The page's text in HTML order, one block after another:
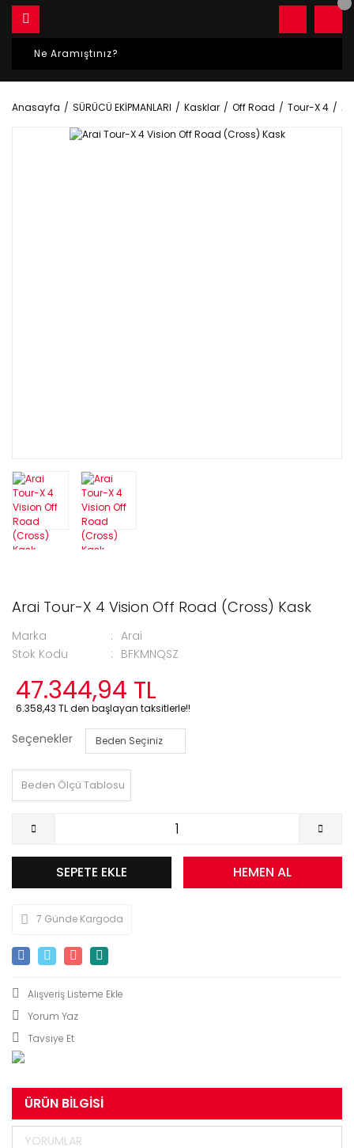
Anasayfa SÜRÜCÜ EKİPMANLARI Kasklar Off Road Tour-X 4
Arai Tour-X 4 Vision Off Road (Cross) Kask
Marka
Arai
Stok Kodu
BFKMNQSZ
47.344,94 TL
6.358,43 TL den başlayan taksitlerle!!
Seçenekler
Beden Ölçü Tablosu
SEPETE EKLE HEMEN AL
7 Günde Kargoda
Yorum Yaz
Tavsiye Et
ÜRÜN BILGISI
YORUMLAR